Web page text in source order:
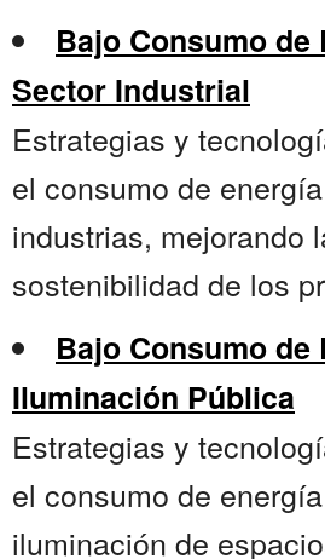
Bajo Consumo de
Sector Industrial
Estrategias y
el consumo de
industrias, mejorando
sostenibilidad de los
Bajo Consumo de
Iluminación Pública
Estrategias y
el consumo de
iluminación de